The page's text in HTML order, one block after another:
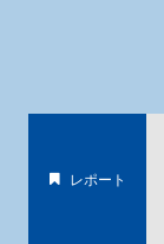
レポート